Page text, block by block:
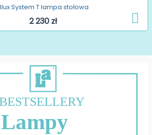
System T lampa stołowa
2 230 zł
Lampy